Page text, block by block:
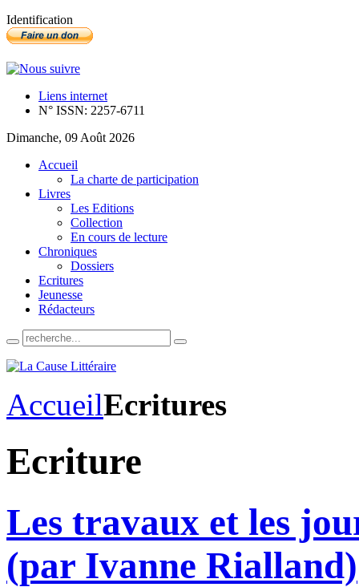
Identification
Liens internet
N° ISSN: 2257-6711
Dimanche, 09 Août 2026
Accueil
La charte de participation
Livres
Les Editions
Collection
En cours de lecture
Chroniques
Dossiers
Ecritures
Jeunesse
Rédacteurs
AccueilEcritures
Ecriture
Les travaux et les
(par Ivanne Rialland)